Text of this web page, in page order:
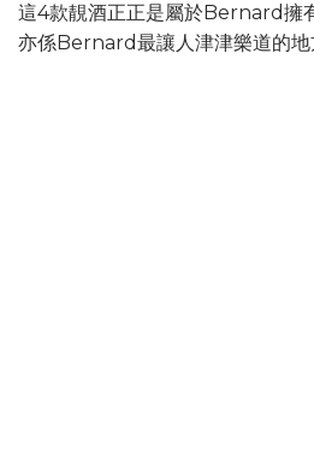
這4款靚酒正正是屬於Bernard擁
亦係Bernard最讓人津津樂道的地